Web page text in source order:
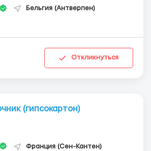
Бельгия (Антверпен)
Откликнуться
(гипсокартон)
Франция (Сен-Кантен)